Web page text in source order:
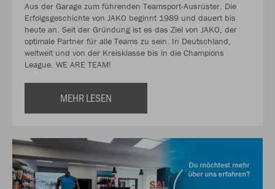
Aus der Garage zum führenden Teamsport-Ausrüster. Die
Erfolgsgeschichte von JAKO beginnt 1989 und dauert bis
heute an. Seit der Gründung ist es das Ziel von JAKO, der
optimale Partner für alle Teams zu sein. In Deutschland,
weltweit und von der Kreisklasse bis in die Champions
League. WE ARE TEAM!
MEHR LESEN